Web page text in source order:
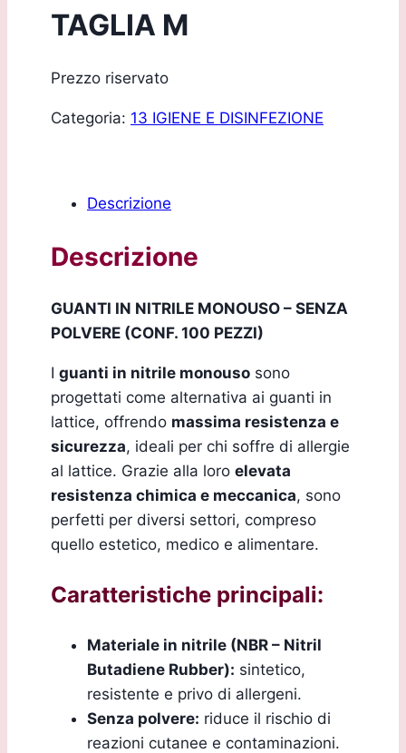
TAGLIA M
Prezzo riservato
Categoria: 13 IGIENE E DISINFEZIONE
Descrizione
Descrizione
GUANTI IN NITRILE MONOUSO – SENZA
POLVERE (CONF. 100 PEZZI)
I guanti in nitrile monouso sono
progettati come alternativa ai guanti in
lattice, offrendo massima resistenza e
sicurezza, ideali per chi soffre di allergie
al lattice. Grazie alla loro elevata
resistenza chimica e meccanica, sono
perfetti per diversi settori, compreso
quello estetico, medico e alimentare.
Caratteristiche principali:
Materiale in nitrile (NBR – Nitril
Butadiene Rubber): sintetico,
resistente e privo di allergeni.
Senza polvere: riduce il rischio di
reazioni cutanee e contaminazioni.